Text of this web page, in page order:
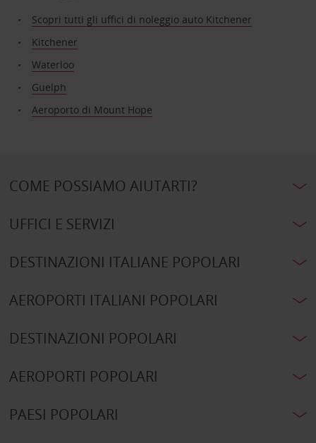
Scopri tutti gli uffici di noleggio auto Kitchener
Kitchener
Waterloo
Guelph
Aeroporto di Mount Hope
COME POSSIAMO AIUTARTI?
UFFICI E SERVIZI
DESTINAZIONI ITALIANE POPOLARI
AEROPORTI ITALIANI POPOLARI
DESTINAZIONI POPOLARI
AEROPORTI POPOLARI
PAESI POPOLARI